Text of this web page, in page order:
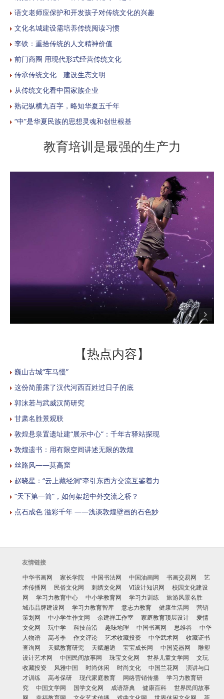
语文老师应保护和开发孩子对传统文化的兴趣
文化名城建设需培养传统阅读习惯
李铁：重拾传统的人文精神价值
前门商圈 用现代形式经营传统文化
传承传统文化 建设生态文明
从传统文化看中国家族企业
熟记纵横九百字，略知华夏五千年
“中”是华夏民族的思想灵魂和创世根基
教育培训是最强的生产力
【热点内容】
巍山古城“车马慢”
这份简册露了汉代河西百姓过日子的底
郭沫若与武威汉简研究
甘肃名胜景观联
敦煌悬泉置遗址建“展示中心”：千年古驿站探现
敦煌遗书：用有限空间讲述无限的敦煌
丝路风——莫高窟
赵晓星：“云上藏经洞”牵引东西方交流互鉴着力
“天下第一简”，如何架起中外交流之桥？
点石成色 溢彩千年 ——浅谈敦煌壁画的石色妙
友情链接
中华书画网
家长学院 中国书法网 中国油画网 书画交易网
艺
术传播网
民俗文化网 刺绣文化网 VI设计知识网
校园文化建设
网
学习力教育中心 中小学教育网 学习力训练
旅游风景名胜
城市品牌建设网
学习力教育智库 意志力教育 健康生活网
营销
策划网
中小学生作文网 余建祥工作室 家庭教育顶层设计
爱情
文化网
玩中学 科技前沿 趣味地理 中国书画网 思维谷
中华
人物谱
高考季 作文评论 艺术收藏投资 中华武术网
收藏证书
查询网
天赋教育研究 天赋邂逅 宝宝成长网 中国瓷器网
雕塑
设计艺术网
中国民间故事网 珠宝文化网 世界儿童文学网
文玩
收藏投资
风雅中国 时尚休闲 时尚文化 中国兰花网
演讲与口
才训练
高考保研 现代家庭教育 网络营销传播
学习力教育研
究
中国文学网 国学文化网 成语辞典 健康百科
世界民间故事